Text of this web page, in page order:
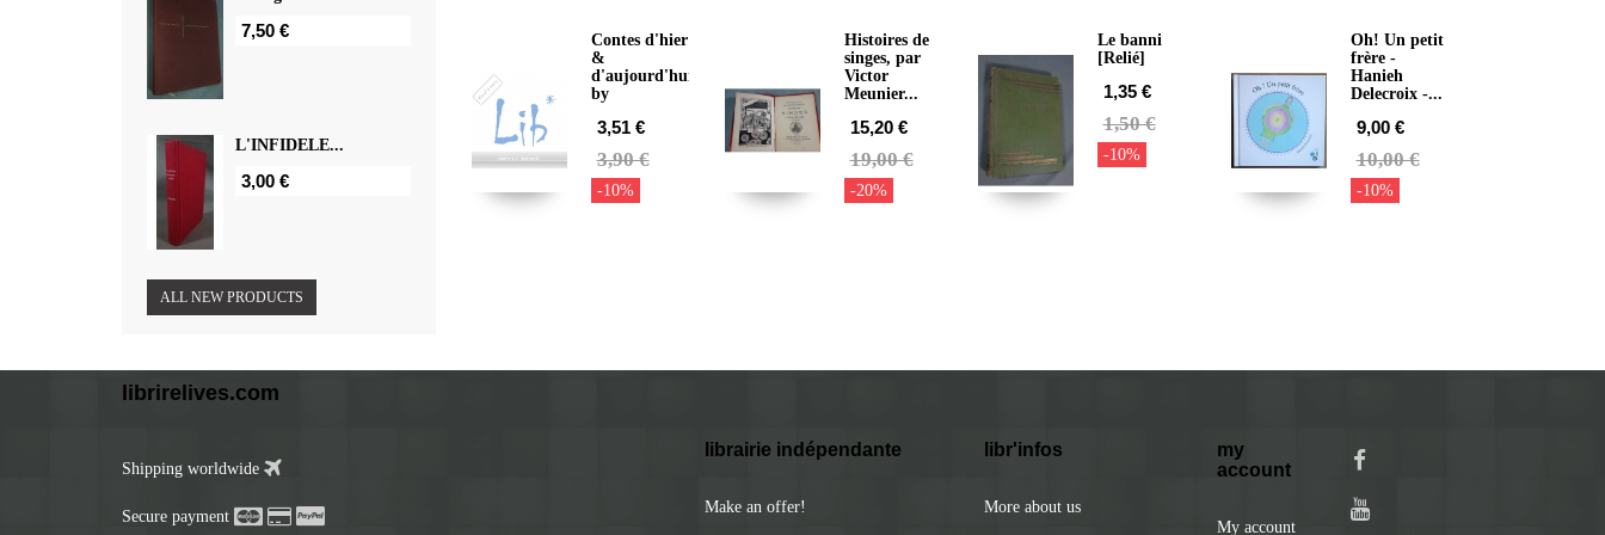
7,50 €
L'INFIDELE...
3,00 €
ALL NEW PRODUCTS
Contes d'hier
&
d'aujourd'hui
by
3,51 €
3,90 €
-10%
Histoires de
singes, par
Victor
Meunier...
15,20 €
19,00 €
-20%
Le banni
[Relié]
1,35 €
1,50 €
-10%
Oh! Un petit
frère -
Hanieh
Delecroix -...
9,00 €
10,00 €
-10%
librirelives.com
Shipping worldwide
Secure payment
librairie indépendante
Make an offer!
libr'infos
More about us
my
account
My account